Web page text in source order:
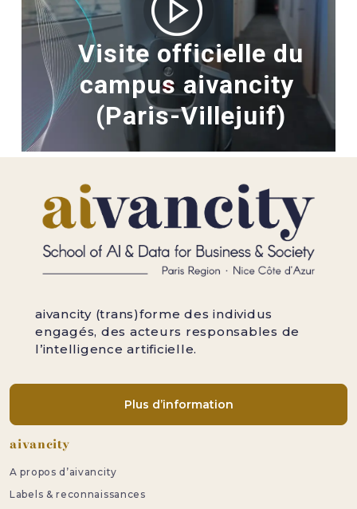
Visite officielle du
campus aivancity
(Paris-Villejuif)
aivancity (trans)forme des individus
engagés, des acteurs responsables de
l’intelligence artificielle.
Plus d’information
Pied de page
aivancity
A propos d’aivancity
Labels & reconnaissances